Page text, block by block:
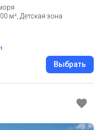
м², Детская зона
Выбрать